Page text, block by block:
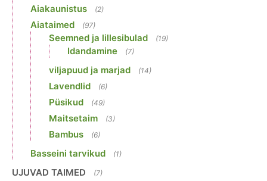
Aiakaunistus (2)
Aiataimed (97)
Seemned ja lillesibulad (19)
Idandamine (7)
viljapuud ja marjad (14)
Lavendlid (6)
Püsikud (49)
Maitsetaim (3)
Bambus (6)
Basseini tarvikud (1)
UJUVAD TAIMED (7)